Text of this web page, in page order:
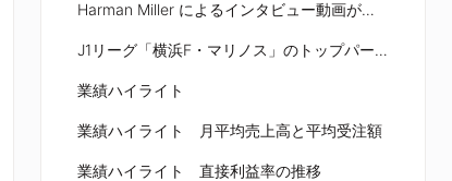
Harman Miller によるインタビュー動画が公開
J1リーグ「横浜F・マリノス」のトップパートナーに就任
業績ハイライト
業績ハイライト 月平均売上高と平均受注額
業績ハイライト 直接利益率の推移